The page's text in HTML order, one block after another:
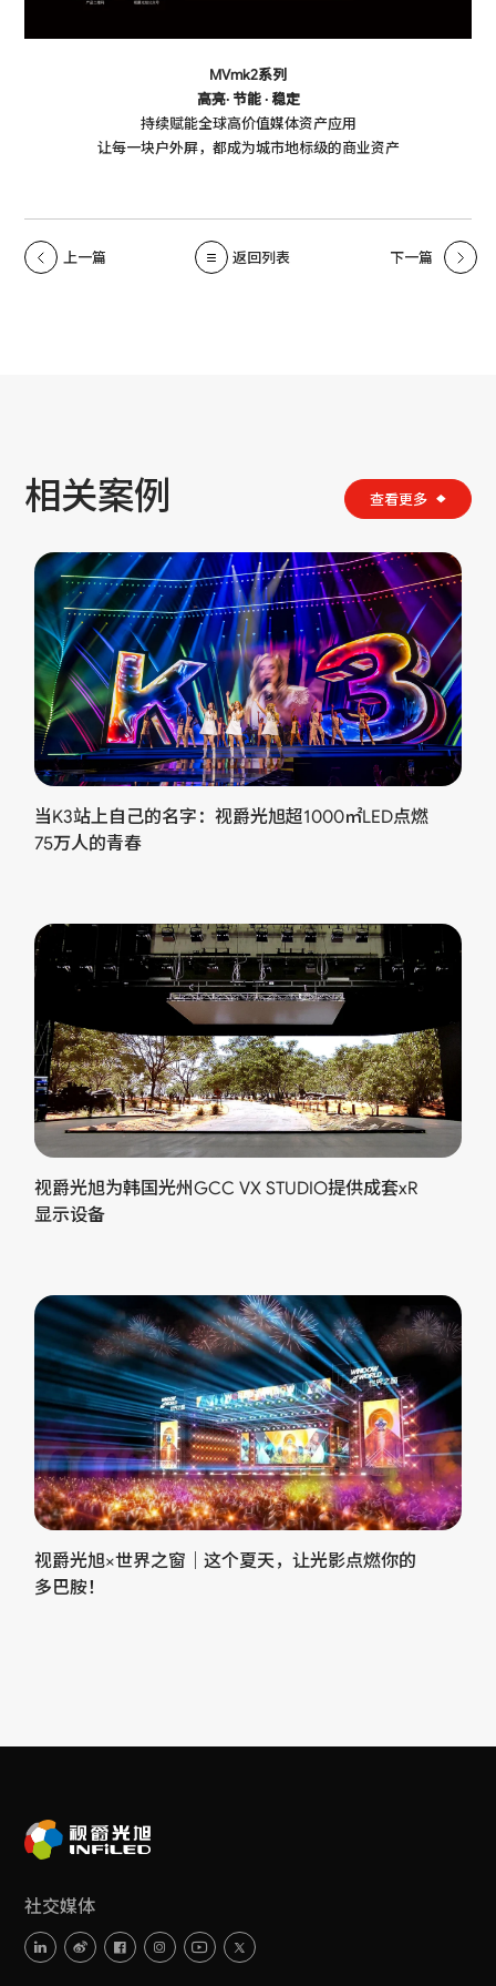
MVmk2系列
高亮· 节能 · 稳定
持续赋能全球高价值媒体资产应用
让每一块户外屏，都成为城市地标级的商业资产
上一篇 返回列表 下一篇
相关案例 查看更多
当K3站上自己的名字：视爵光旭超1000㎡LED点燃
75万人的青春
视爵光旭为韩国光州GCC VX STUDIO提供成套xR
显示设备
视爵光旭×世界之窗｜这个夏天，让光影点燃你的
多巴胺！
社交媒体